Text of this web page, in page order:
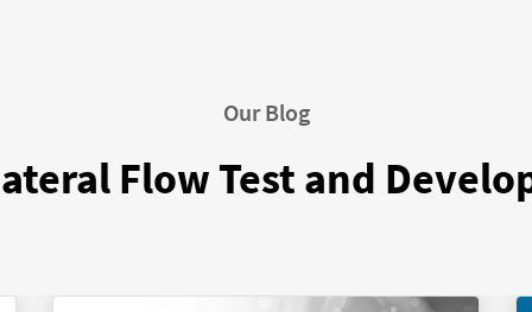
Our Blog
Flow Test and